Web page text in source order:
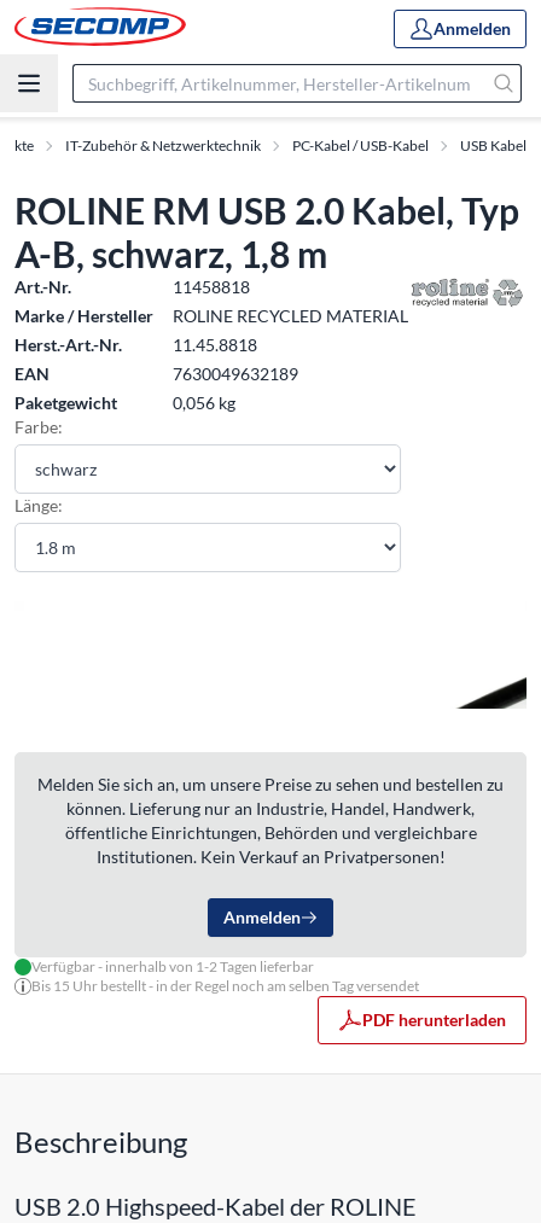
Anmelden
IT-Zubehör & Netzwerktechnik PC-Kabel / USB-Kabel USB Kabel
ROLINE RM USB 2.0 Kabel, Typ
A-B, schwarz, 1,8 m
Art.-Nr.
11458818
Marke / Hersteller
ROLINE RECYCLED MATERIAL
Herst.-Art.-Nr.
11.45.8818
EAN
7630049632189
Paketgewicht
0,056 kg
Farbe:
Länge:
Melden Sie sich an, um unsere Preise zu sehen und bestellen zu
können. Lieferung nur an Industrie, Handel, Handwerk,
öffentliche Einrichtungen, Behörden und vergleichbare
Institutionen. Kein Verkauf an Privatpersonen!
Anmelden
Verfügbar - innerhalb von 1-2 Tagen lieferbar
Bis 15 Uhr bestellt - in der Regel noch am selben Tag versendet
PDF herunterladen
Beschreibung
USB 2.0 Highspeed-Kabel der ROLINE